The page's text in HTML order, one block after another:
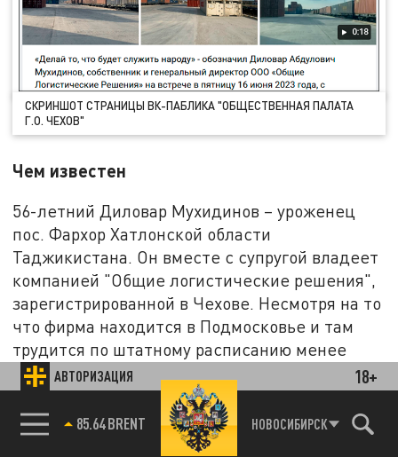
АВТОРИЗАЦИЯ 18+
85.64 BRENT НОВОСИБИРСК
СКРИНШОТ СТРАНИЦЫ ВК-ПАБЛИКА "ОБЩЕСТВЕННАЯ ПАЛАТА
Г.О. ЧЕХОВ"
Чем известен
56-летний Диловар Мухидинов – уроженец
пос. Фархор Хатлонской области
Таджикистана. Он вместе с супругой владеет
компанией "Общие логистические решения",
зарегистрированной в Чехове. Несмотря на то
что фирма находится в Подмосковье и там
трудится по штатному расписанию менее
сорока человек (больше половины – выходцы
из Средней Азии, по нашим данным),
Мухидинов умудрился охватить довольно
большой рынок перевозок – его ООО только в